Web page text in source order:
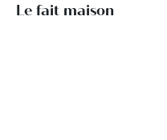
Le fait maison